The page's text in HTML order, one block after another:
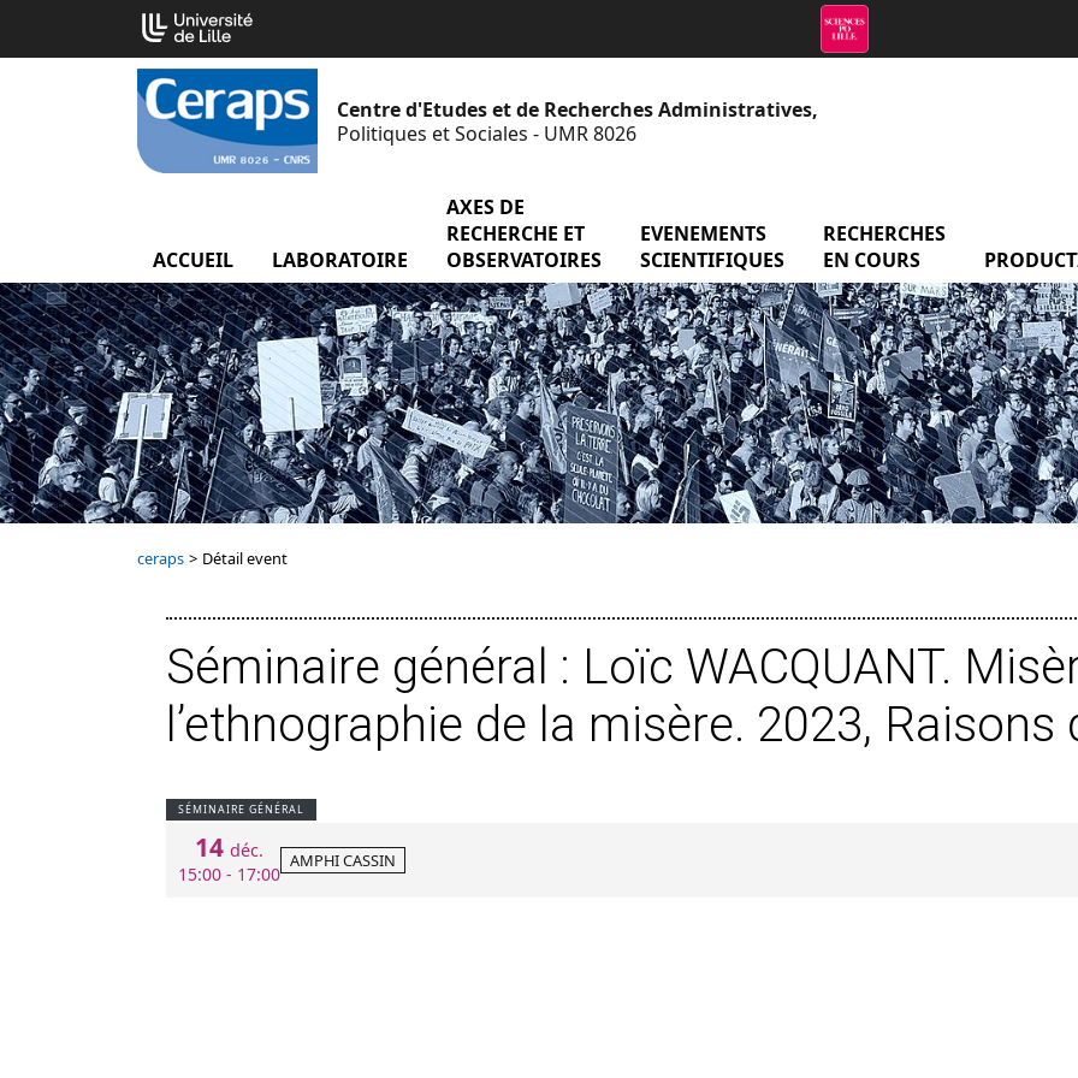
contenu
Centre d'Etudes et de Recherches Administratives,
Politiques et Sociales - UMR 8026
ACCUEIL LABORATOIRE menu Laboratoire
AXES DE
RECHERCHE ET
OBSERVATOIRES
EVENEMENTS
SCIENTIFIQUES
menu Evenements
RECHERCHES
EN COURS
ceraps > Détail event
Séminaire général : Loïc WACQUANT.
l’ethnographie de la misère. 2023, Raisons
SÉMINAIRE GÉNÉRAL
14 déc.
15:00 - 17:00
AMPHI CASSIN
Cookies management panel